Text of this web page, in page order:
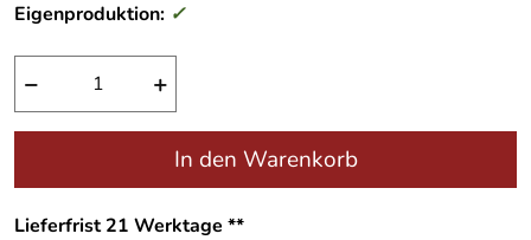
Eigenproduktion: ✓
− +
In den Warenkorb
Lieferfrist 21 Werktage **